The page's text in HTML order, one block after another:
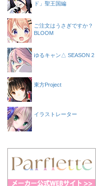
ド」聖王国編
ご注文はうさぎですか？
BLOOM
ゆるキャン△ SEASON 2
東方Project
イラストレーター